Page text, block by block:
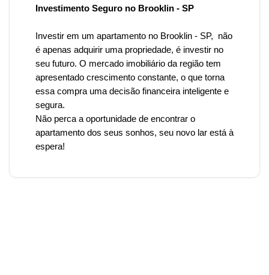
Investimento Seguro no Brooklin - SP
Investir em um apartamento no Brooklin - SP, não
é apenas adquirir uma propriedade, é investir no
seu futuro. O mercado imobiliário da região tem
apresentado crescimento constante, o que torna
essa compra uma decisão financeira inteligente e
segura.
Não perca a oportunidade de encontrar o
apartamento dos seus sonhos, seu novo lar está à
espera!